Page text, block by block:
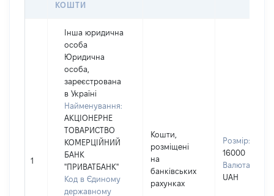
КОШТИ
1
Інша юридична
особа
Юридична
особа,
зареєстрована
в Україні
Найменування:
АКЦІОНЕРНЕ
ТОВАРИСТВО
КОМЕРЦІЙНИЙ
БАНК
"ПРИВАТБАНК"
Код в Єдиному
державному
Кошти,
розміщені
на
банківських
рахунках
Розмір:
16000
Валюта:
UAH